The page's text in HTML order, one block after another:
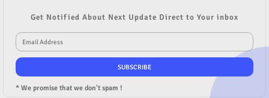
Get Notified About Next Update Direct to Your inbox
* We promise that we don't spam !